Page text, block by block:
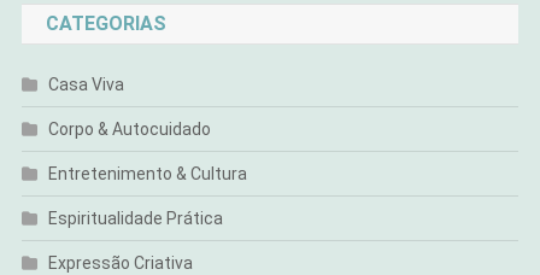
CATEGORIAS
Casa Viva
Corpo & Autocuidado
Entretenimento & Cultura
Espiritualidade Prática
Expressão Criativa